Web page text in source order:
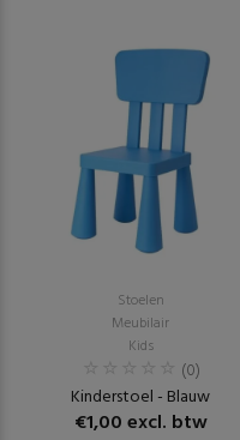
Stoelen
Meubilair
Kids
(0)
Kinderstoel - Blauw
€1,00 excl. btw